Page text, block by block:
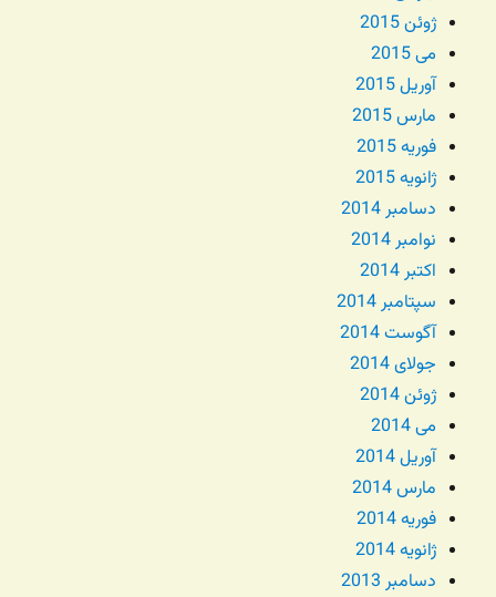
ژوئن 2015
می 2015
آوریل 2015
مارس 2015
فوریه 2015
ژانویه 2015
دسامبر 2014
نوامبر 2014
اکتبر 2014
سپتامبر 2014
آگوست 2014
جولای 2014
ژوئن 2014
می 2014
آوریل 2014
مارس 2014
فوریه 2014
ژانویه 2014
دسامبر 2013